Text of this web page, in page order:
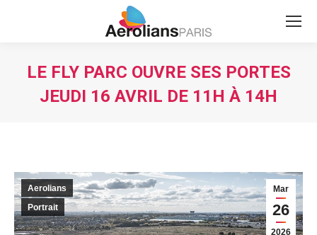
LE FLY PARC OUVRE SES PORTES
JEUDI 16 AVRIL DE 11H À 14H
Mar
26
2026
Aerolians
Portrait